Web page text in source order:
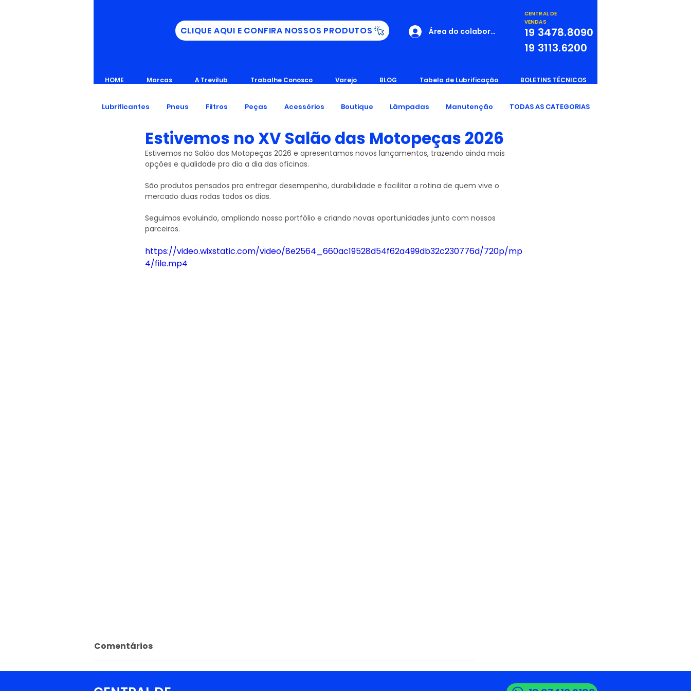
CLIQUE AQUI E CONFIRA NOSSOS PRODUTOS Área do colaborador
CENTRAL DE
VENDAS
19 3478.8090
19 3113.6200
HOME Marcas A Trevilub Trabalhe Conosco Varejo BLOG Tabela de Lubrificação BOLETINS TÉCNICOS
Lubrificantes Pneus Filtros Peças Acessórios Boutique Lâmpadas Manutenção TODAS AS CATEGORIAS
Estivemos no XV Salão das Motopeças 2026
Estivemos no Salão das Motopeças 2026 e apresentamos novos lançamentos, trazendo ainda mais
opções e qualidade pro dia a dia das oficinas.
São produtos pensados pra entregar desempenho, durabilidade e facilitar a rotina de quem vive o
mercado duas rodas todos os dias.
Seguimos evoluindo, ampliando nosso portfólio e criando novas oportunidades junto com nossos
parceiros.
https://video.wixstatic.com/video/8e2564_660ac19528d54f62a499db32c230776d/720p/mp
4/file.mp4
Comentários